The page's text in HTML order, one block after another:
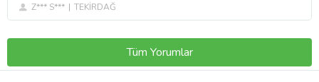
Z*** S*** TEKİRDAĞ
Tüm Yorumlar